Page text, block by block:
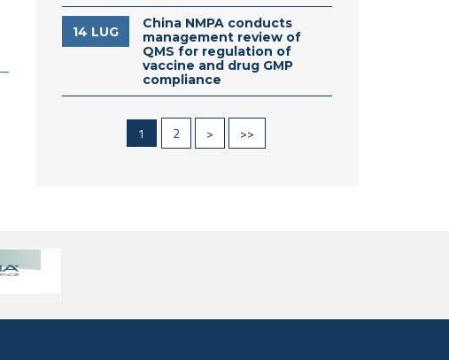
14 LUG
China NMPA conducts
management review of
QMS for regulation of
vaccine and drug GMP
compliance
1 2 > >>